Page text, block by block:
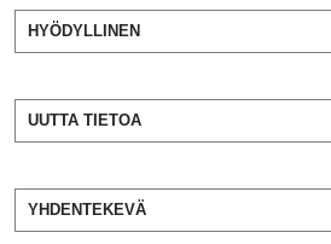
HYÖDYLLINEN
UUTTA TIETOA
YHDENTEKEVÄ